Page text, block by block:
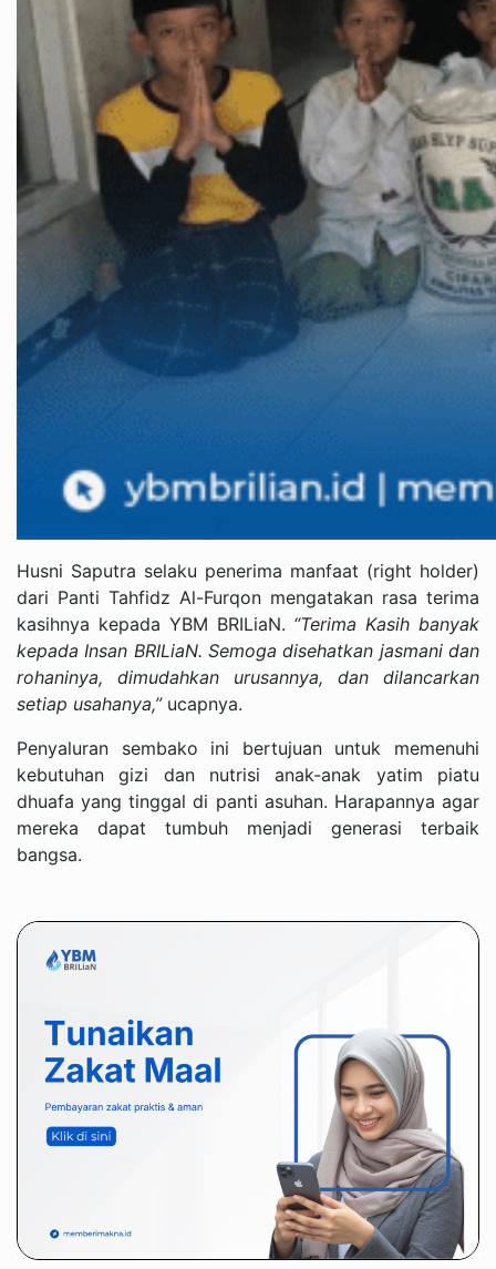
Husni Saputra selaku penerima manfaat (right holder)
dari Panti Tahfidz Al-Furqon mengatakan rasa terima
kasihnya kepada YBM BRILiaN. “Terima Kasih banyak
kepada Insan BRILiaN. Semoga disehatkan jasmani dan
rohaninya, dimudahkan urusannya, dan dilancarkan
setiap usahanya,”ucapnya.
Penyaluran sembako ini bertujuan untuk memenuhi
kebutuhan gizi dan nutrisi anak-anak yatim piatu
dhuafa yang tinggal di panti asuhan. Harapannya agar
mereka dapat tumbuh menjadi generasi terbaik
bangsa.